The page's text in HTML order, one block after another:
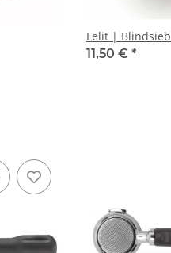
Lelit |
11,50 € *